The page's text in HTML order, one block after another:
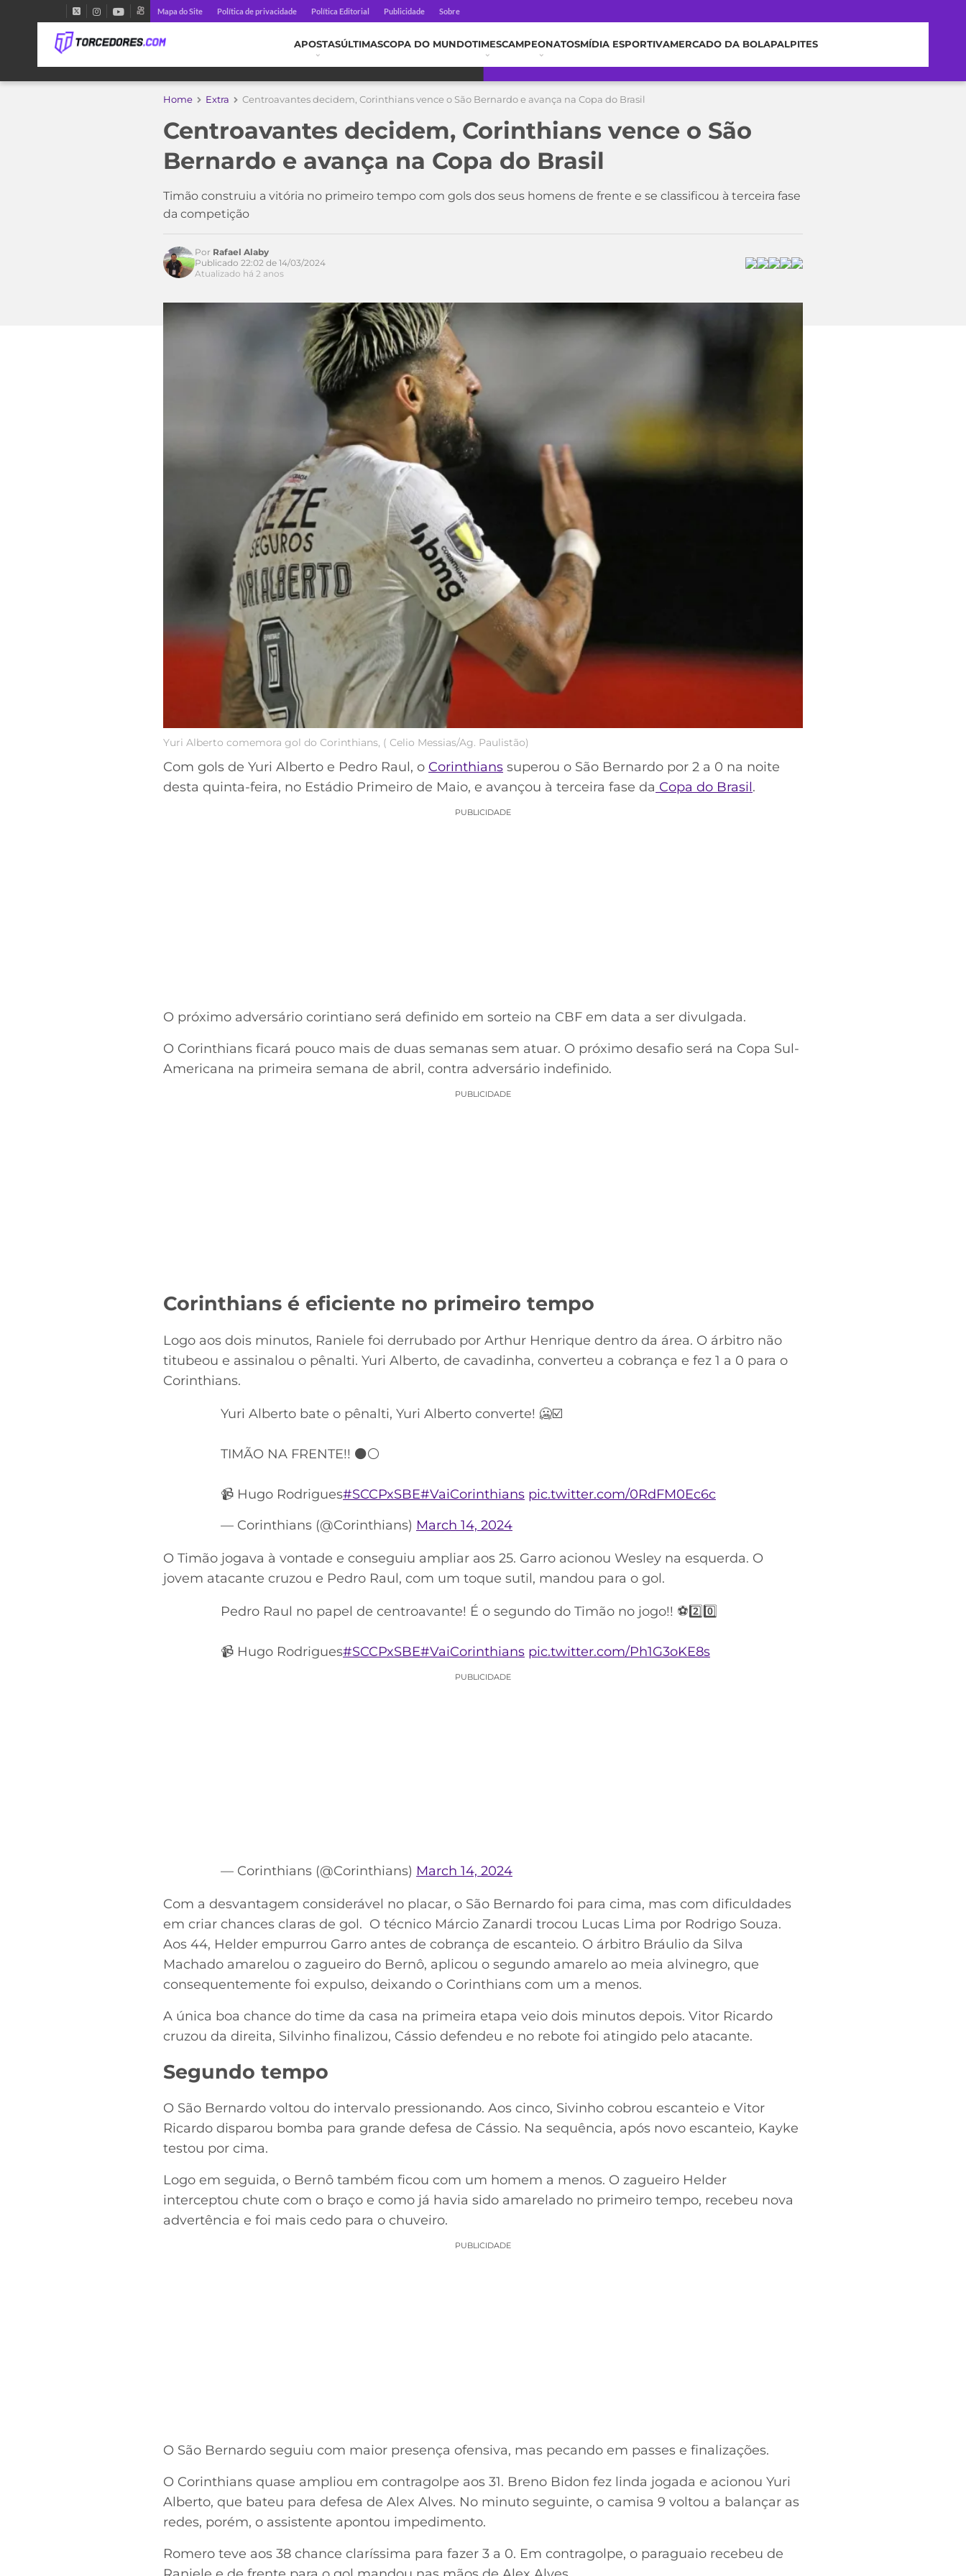
Mapa do Site Política de privacidade Política Editorial Publicidade Sobre
APOSTASÚLTIMASCOPA DO MUNDOTIMESCAMPEONATOSMÍDIA ESPORTIVAMERCADO DA BOLAPALPITES
Home Extra Centroavantes decidem, Corinthians vence o São Bernardo e avança na Copa do Brasil
Centroavantes decidem, Corinthians vence o São
Bernardo e avança na Copa do Brasil
Timão construiu a vitória no primeiro tempo com gols dos seus homens de frente e se classificou à terceira fase
da competição
Acesse o perfil do autor
Por Rafael Alaby
Publicado 22:02 de 14/03/2024
Atualizado há 2 anos
Yuri Alberto comemora gol do Corinthians, ( Celio Messias/Ag. Paulistão)
Com gols de Yuri Alberto e Pedro Raul, o Corinthians superou o São Bernardo por 2 a 0 na noite
desta quinta-feira, no Estádio Primeiro de Maio, e avançou à terceira fase da Copa do Brasil.
PUBLICIDADE
O próximo adversário corintiano será definido em sorteio na CBF em data a ser divulgada.
O Corinthians ficará pouco mais de duas semanas sem atuar. O próximo desafio será na Copa Sul-
Americana na primeira semana de abril, contra adversário indefinido.
PUBLICIDADE
Corinthians é eficiente no primeiro tempo
Logo aos dois minutos, Raniele foi derrubado por Arthur Henrique dentro da área. O árbitro não
titubeou e assinalou o pênalti. Yuri Alberto, de cavadinha, converteu a cobrança e fez 1 a 0 para o
Corinthians.
Yuri Alberto bate o pênalti, Yuri Alberto converte! 🥶☑️
TIMÃO NA FRENTE!! ⚫⚪
📹 Hugo Rodrigues#SCCPxSBE#VaiCorinthians pic.twitter.com/0RdFM0Ec6c
— Corinthians (@Corinthians) March 14, 2024
O Timão jogava à vontade e conseguiu ampliar aos 25. Garro acionou Wesley na esquerda. O
jovem atacante cruzou e Pedro Raul, com um toque sutil, mandou para o gol.
Pedro Raul no papel de centroavante! É o segundo do Timão no jogo!! ⚽2️⃣0️⃣
📹 Hugo Rodrigues#SCCPxSBE#VaiCorinthians pic.twitter.com/Ph1G3oKE8s
PUBLICIDADE
— Corinthians (@Corinthians) March 14, 2024
Com a desvantagem considerável no placar, o São Bernardo foi para cima, mas com dificuldades
em criar chances claras de gol. O técnico Márcio Zanardi trocou Lucas Lima por Rodrigo Souza.
Aos 44, Helder empurrou Garro antes de cobrança de escanteio. O árbitro Bráulio da Silva
Machado amarelou o zagueiro do Bernô, aplicou o segundo amarelo ao meia alvinegro, que
consequentemente foi expulso, deixando o Corinthians com um a menos.
A única boa chance do time da casa na primeira etapa veio dois minutos depois. Vitor Ricardo
cruzou da direita, Silvinho finalizou, Cássio defendeu e no rebote foi atingido pelo atacante.
Segundo tempo
O São Bernardo voltou do intervalo pressionando. Aos cinco, Sivinho cobrou escanteio e Vitor
Ricardo disparou bomba para grande defesa de Cássio. Na sequência, após novo escanteio, Kayke
testou por cima.
Logo em seguida, o Bernô também ficou com um homem a menos. O zagueiro Helder
interceptou chute com o braço e como já havia sido amarelado no primeiro tempo, recebeu nova
advertência e foi mais cedo para o chuveiro.
PUBLICIDADE
O São Bernardo seguiu com maior presença ofensiva, mas pecando em passes e finalizações.
O Corinthians quase ampliou em contragolpe aos 31. Breno Bidon fez linda jogada e acionou Yuri
Alberto, que bateu para defesa de Alex Alves. No minuto seguinte, o camisa 9 voltou a balançar as
redes, porém, o assistente apontou impedimento.
Romero teve aos 38 chance claríssima para fazer 3 a 0. Em contragolpe, o paraguaio recebeu de